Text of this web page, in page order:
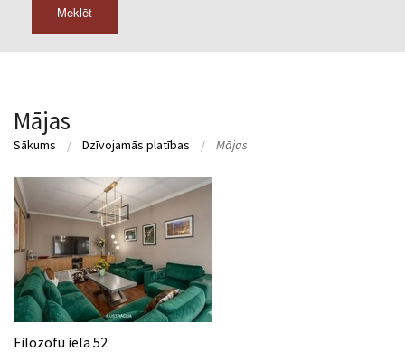
Meklēt
Mājas
Sākums Dzīvojamās platības Mājas
Filozofu iela 52